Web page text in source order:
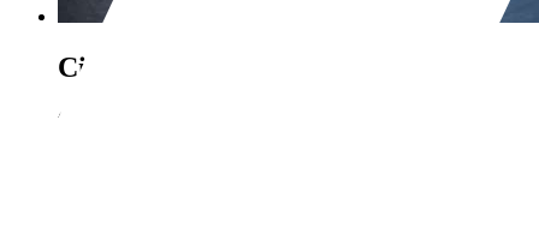
Citroen C3
€ 13.290,-